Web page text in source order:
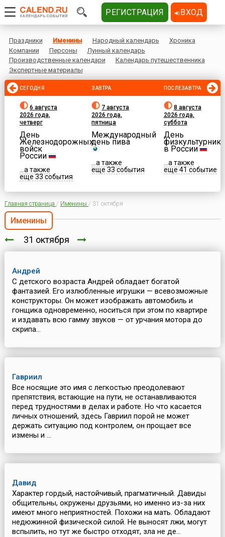
Праздники Именины Народный календарь
Хроника
Компании
Персоны
Лунный календарь
Производственные календари
Календарь путешественника
Экспертные материалы
СЕГОДНЯ
6 августа
2026 года,
четверг
День
Железнодорожных
войск
России
...а также
еще 33 события
ЗАВТРА
7 августа
2026 года,
пятница
Международный
день пива
...а также
еще 33 события
ПОСЛЕЗАВТРА
8 августа
2026 года,
суббота
День
физкультурника
в России
...а также
еще 41 событие
Главная страница / Именины / 31 октября
Именины
31 октября
Андрей
С детского возраста Андрей обладает богатой
фантазией. Его излюбленные игрушки — всевозможные
конструкторы. Он может изображать автомобиль и
гонщика одновременно, носиться при этом по квартире
и издавать всю гамму звуков — от урчания мотора до
скрипа...
Гавриил
Все носящие это имя с легкостью преодолевают
препятствия, встающие на пути, не останавливаются
перед трудностями в делах и работе. Но что касается
личных отношений, здесь Гавриил порой не может
держать ситуацию под контролем, он прощает все
измены и ...
Давид
Характер гордый, настойчивый, прагматичный. Давиды
общительны, окружены друзьями, но именно из-за них
имеют много неприятностей. Похожи на мать. Обладают
недюжинной физической силой. Не выносят лжи, могут
вспылить, но тут же быстро отходят, зла не де...
РЕГИСТРАЦИЯ ВХОД